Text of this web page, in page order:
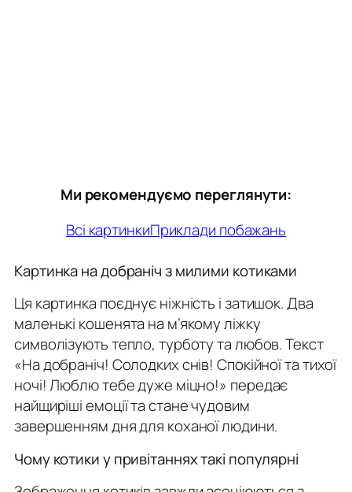
Ми рекомендуємо переглянути:
Всі картинкиПриклади побажань
Картинка на добраніч з милими котиками
Ця картинка поєднує ніжність і затишок. Два
маленькі кошенята на м’якому ліжку
символізують тепло, турботу та любов. Текст
«На добраніч! Солодких снів! Спокійної та тихої
ночі! Люблю тебе дуже міцно!» передає
найщиріші емоції та стане чудовим
завершенням дня для коханої людини.
Чому котики у привітаннях такі популярні